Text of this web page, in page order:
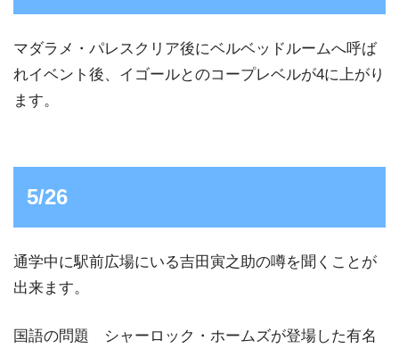
マダラメ・パレスクリア後にベルベッドルームへ呼ば
れイベント後、イゴールとのコープレベルが4に上がり
ます。
5/26
通学中に駅前広場にいる吉田寅之助の噂を聞くことが
出来ます。
国語の問題 シャーロック・ホームズが登場した有名